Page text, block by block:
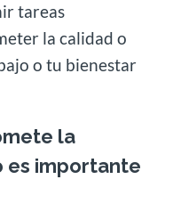
tareas
la calidad o
o tu bienestar
la
es importante